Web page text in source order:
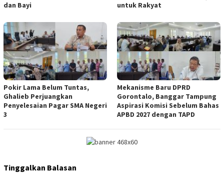
dan Bayi
untuk Rakyat
Pokir Lama Belum Tuntas,
Ghalieb Perjuangkan
Penyelesaian Pagar SMA Negeri
3
Mekanisme Baru DPRD
Gorontalo, Banggar Tampung
Aspirasi Komisi Sebelum Bahas
APBD 2027 dengan TAPD
Tinggalkan Balasan